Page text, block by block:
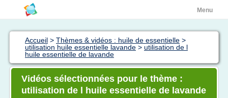
Menu
Accueil > Thèmes & vidéos : huile de essentielle >
utilisation huile essentielle lavande > utilisation de l
huile essentielle de lavande
Vidéos sélectionnées pour le thème :
utilisation de l huile essentielle de lavande